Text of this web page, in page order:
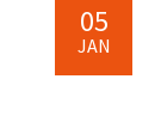
05
JAN